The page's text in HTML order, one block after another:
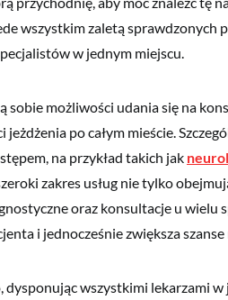
wszystkim zaletą sprawdzonych
w jednym miejscu.
sobie możliwości udania się na
jeżdżenia po całym mieście.
na przykład takich jak
zakres usług nie tylko
oraz konsultacje u wielu
i jednocześnie zwiększa
dysponując wszystkimi lekarzami w